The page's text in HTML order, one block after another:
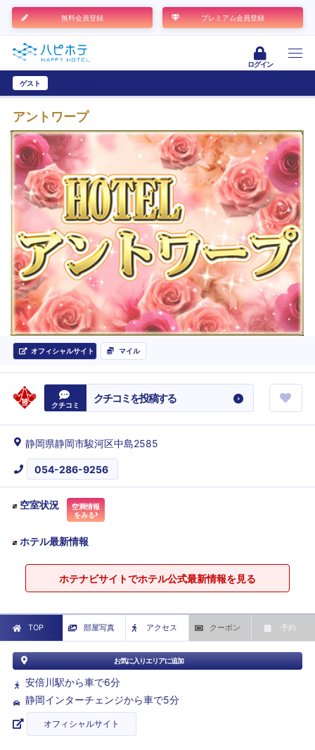
無料会員登録 プレミアム会員登録
ログイン
ゲスト
アントワープ
オフィシャルサイト マイル
クチコミ クチコミを投稿する
静岡県静岡市駿河区中島2585
054-286-9256
空室状況
空満情報
をみる
ホテル最新情報
ホテナビサイトでホテル公式最新情報を見る
TOP 部屋写真 アクセス クーポン 予約
お気に入りエリアに追加
安倍川駅から車で6分
静岡インターチェンジから車で5分
オフィシャルサイト